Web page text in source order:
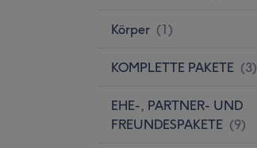
Körper (1)
KOMPLETTE PAKETE (3)
EHE-, PARTNER- UND
FREUNDESPAKETE (9)